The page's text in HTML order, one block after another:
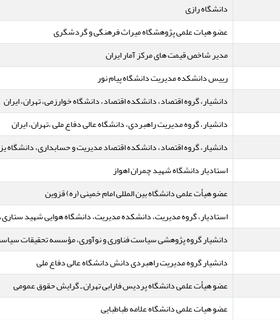
دانشگاه رازی
عضو هیات علمی پژوهشگاه میراث فرهنگی و گردشگری
مدیر شاخص قیمت های مرکز آمار ایران
رییس دانشکده مدیریت دانشگاه پیام نور
دانشیار، گروه اقتصاد، دانشکده اقتصاد، دانشگاه خوارزمی، تهران، ایران
دانشیار، گروه مدیریت راهبردی، دانشگاه عالی دفاع ملی ،تهران، ایران
دانشیار، گروه اقتصاد، دانشکده اقتصاد مدیریت و حسابداری، دانشگاه
استادیار دانشگاه شهید چمران اهواز
عضو هیأت علمی دانشگاه بین المللی امام خمینی (ره) قزوین
استادیار، گروه مدیریت، دانشکده مدیریت، دانشگاه هوایی شهید ستاری،
دانشیار گروه پژوهشی سیاست فناوری و نوآوری، مؤسسه تحقیقات
دانشیار گروه مدیریت راهبردی دانش دانشگاه عالی دفاع ملی
عضو هیأت علمی دانشگاه پردیس فارابی تهران ـ گرایش حقوق عمومی
عضو هیات علمی دانشگاه علامه طباطبایی